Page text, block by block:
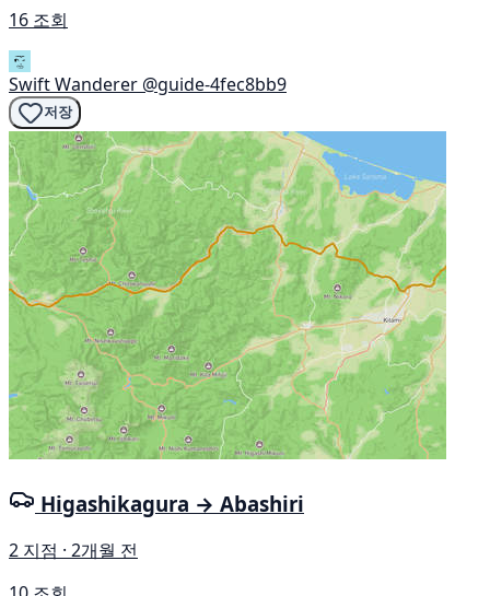
16 조회
Swift Wanderer @guide-4fec8bb9
저장
Higashikagura → Abashiri
2 지점 · 2개월 전